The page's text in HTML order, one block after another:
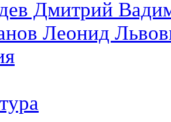
Дмитрий
Леонид